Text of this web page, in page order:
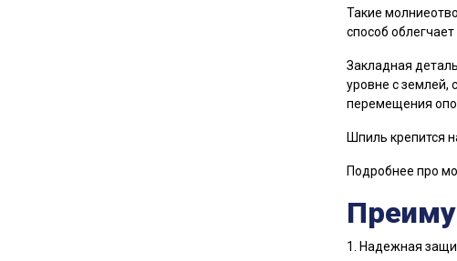
Такие
способ
Закладная
уровне с землей,
перемещения
Шпиль крепится
Подробнее про
1. Надежная